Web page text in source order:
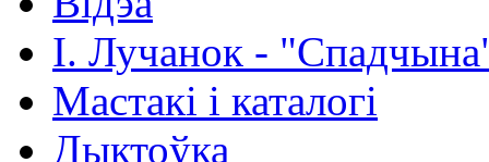
І. Лучанок -
Мастакі i каталогi
Дыктоўка